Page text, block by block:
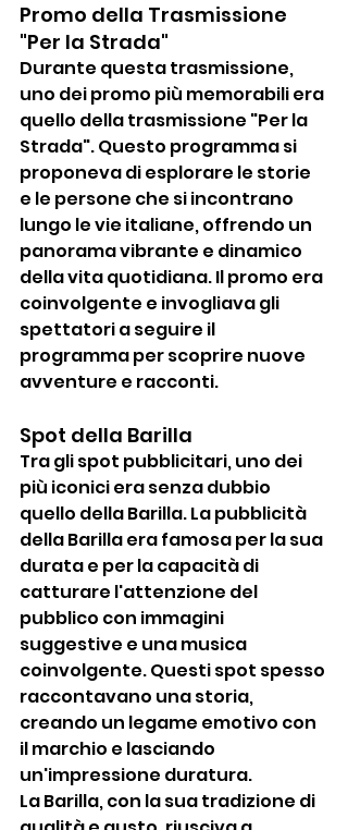
Promo della Trasmissione
"Per la Strada"
Durante questa trasmissione,
uno dei promo più memorabili era
quello della trasmissione "Per la
Strada". Questo programma si
proponeva di esplorare le storie
e le persone che si incontrano
lungo le vie italiane, offrendo un
panorama vibrante e dinamico
della vita quotidiana. Il promo era
coinvolgente e invogliava gli
spettatori a seguire il
programma per scoprire nuove
avventure e racconti.
Spot della Barilla
Tra gli spot pubblicitari, uno dei
più iconici era senza dubbio
quello della Barilla. La pubblicità
della Barilla era famosa per la sua
durata e per la capacità di
catturare l'attenzione del
pubblico con immagini
suggestive e una musica
coinvolgente. Questi spot spesso
raccontavano una storia,
creando un legame emotivo con
il marchio e lasciando
un'impressione duratura.
La Barilla, con la sua tradizione di